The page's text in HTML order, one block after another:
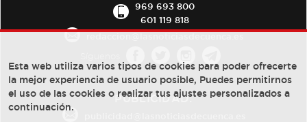
969 693 800
601 119 818
PUBLICIDAD:
Esta web utiliza varios tipos de cookies para poder ofrecerte
la mejor experiencia de usuario posible, Puedes permitirnos
el uso de las cookies o realizar tus ajustes personalizados a
continuación.